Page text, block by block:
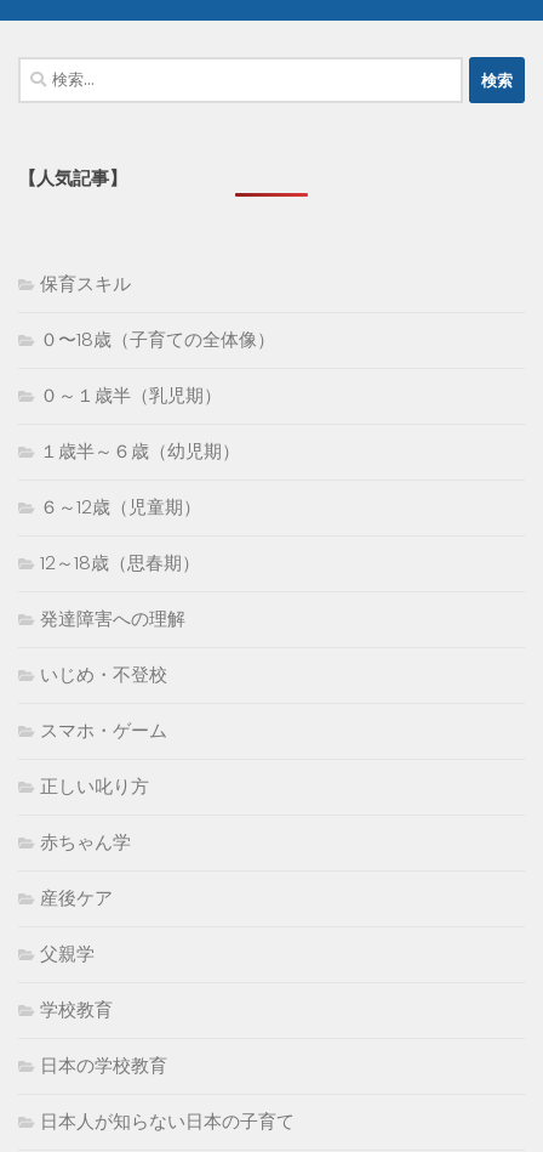
検
索:
【人気記事】
保育スキル
０〜18歳（子育ての全体像）
０～１歳半（乳児期）
１歳半～６歳（幼児期）
６～12歳（児童期）
12～18歳（思春期）
発達障害への理解
いじめ・不登校
スマホ・ゲーム
正しい叱り方
赤ちゃん学
産後ケア
父親学
学校教育
日本の学校教育
日本人が知らない日本の子育て